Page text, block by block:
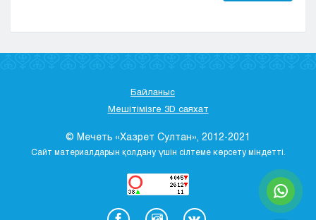
Байланыс
Мешітімізге 3D саяхат
© Мечеть «Хазрет Султан», 2012-2021
Сайт материалдарын қолдану үшін сілтеме көрсету міндетті.